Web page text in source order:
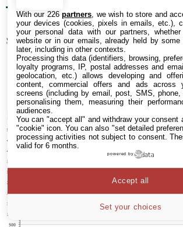
Températures OC (5 GHz)
With our 226partners , we wish to store and
your devices (cookies, pixels in emails, etc.),
your personal data with our partners,
website or in our emails, already held by
later, including in other contexts.
Processing this data (identifiers, browsing,
loyalty programs, IP, postal addresses and
geolocation, etc.) allows developing and
content, commercial offers and ads across
screens (including by email, post, SMS, phone,
personalising them, measuring their
audiences.
You can "accept all" and withdraw your consent
"cookie" icon. You can also "set detailed
processing activities not subject to consent.
valid for 6 months.
powered by
Set your choices
Accept all